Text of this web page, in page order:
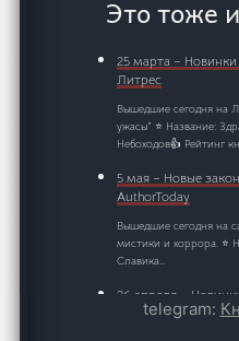
Это тоже
25 марта –
Литрес
Вышедшие сегодня на
ужасы" ⭐ Название:
Небоходов👍 Рейтинг
5 мая – Новые
AuthorToday
Вышедшие сегодня на
мистики и хоррора. ⭐
Славика…
26 апреля –
telegram: